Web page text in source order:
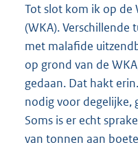
Tot slot kom ik op de
(WKA).
met malafide
op grond van de
gedaan. Dat hakt
nodig voor degelijke,
Soms is er echt
van tonnen aan